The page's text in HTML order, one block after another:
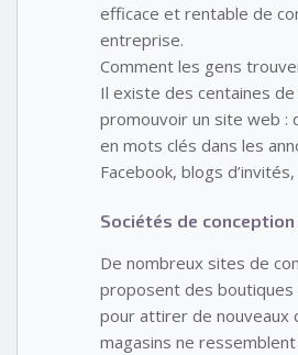
efficace et rentable de
entreprise.
Comment les gens
Il existe des centaines
promouvoir un site web :
en mots clés dans les
Facebook, blogs
Sociétés de
De nombreux sites de
proposent des boutiques
pour attirer de nouveaux
magasins ne